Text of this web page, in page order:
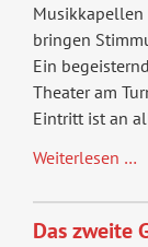
Musikkapellen
bringen
Ein
Theater am
Eintritt ist an
Weiterlesen …
Das zweite